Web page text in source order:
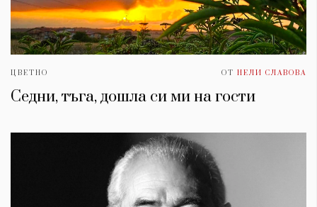
ЦВЕТНО ОТ НЕЛИ СЛАВОВА
Седни, тъга, дошла си ми на гости